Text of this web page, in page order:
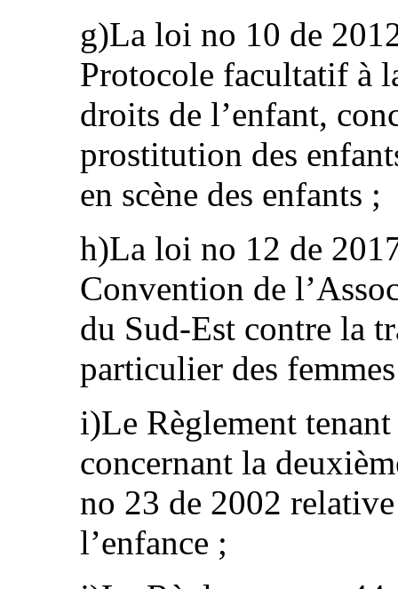
g)La loi no 10 de
Protocole facultatif à
droits de l’enfant,
prostitution des
en scène des enfants ;
h)La loi no 12 de
Convention de
du Sud-Est contre la
particulier des
i)Le Règlement
concernant la
no 23 de 2002
l’enfance ;